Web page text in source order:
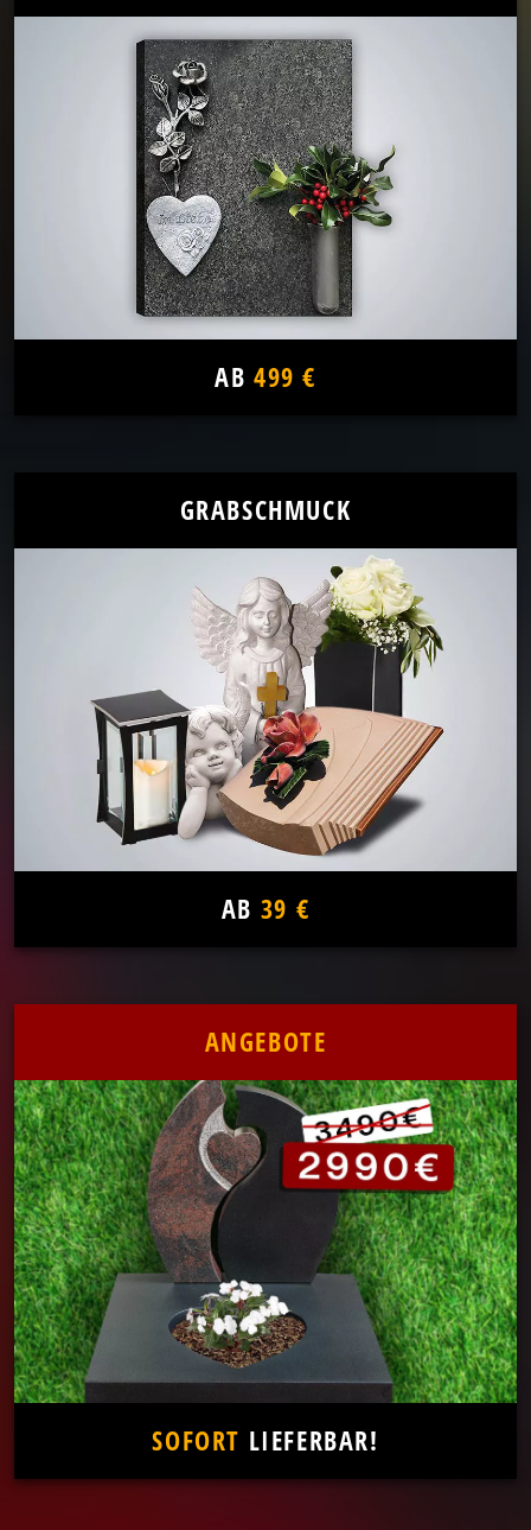
AB 499 €
GRABSCHMUCK
AB 39 €
ANGEBOTE
SOFORT LIEFERBAR!